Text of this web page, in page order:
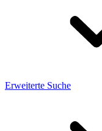
Erweiterte Suche